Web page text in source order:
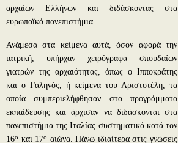
αρχαίων Ελλήνων και διδάσκοντας στα
ευρωπαϊκά πανεπιστήμια.
Ανάμεσα στα κείμενα αυτά, όσον αφορά την
ιατρική, υπήρχαν χειρόγραφα σπουδαίων
γιατρών της αρχαιότητας, όπως ο Ιπποκράτης
και ο Γαληνός, ή κείμενα του Αριστοτέλη, τα
οποία συμπεριελήφθησαν στα προγράμματα
εκπαίδευσης και άρχισαν να διδάσκονται στα
πανεπιστήμια της Ιταλίας συστηματικά κατά τον
16ο και 17ο αιώνα. Πάνω ιδιαίτερα στις γνώσεις